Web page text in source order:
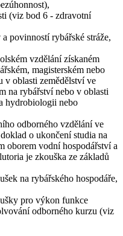
(viz bod 6 - zdravotní
povinností rybářské stráže,
vzdělání získaném
magisterském nebo
v oblasti zemědělství ve
na rybářství nebo v oblasti
hydrobiologii nebo
odborného vzdělání ve
o ukončení studia na
oborem vodní hospodářství a
je zkouška ze základů
na rybářského hospodáře,
pro výkon funkce
odborného kurzu (viz